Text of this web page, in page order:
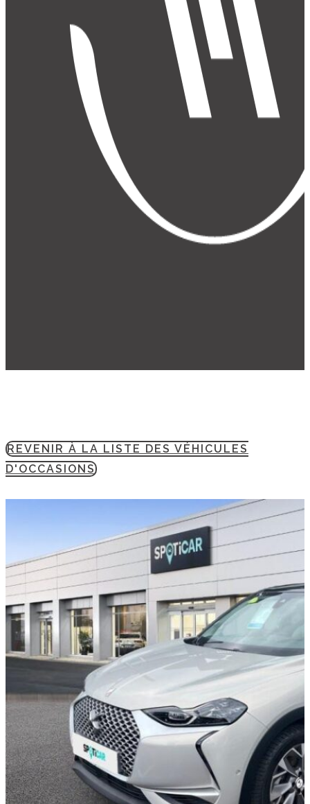
REVENIR À LA LISTE DES VÉHICULES
D'OCCASIONS